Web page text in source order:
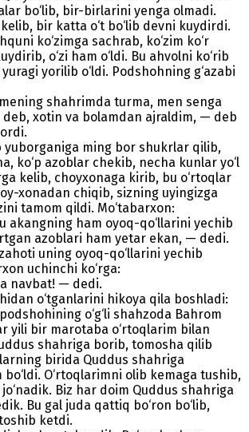
bo‘lib, bir-birlarini yenga olmadi.
bir katta o‘t bo‘lib devni kuydirdi.
ko‘zimga sachrab, ko‘zim ko‘r
o‘zi ham o‘ldi. Bu ahvolni ko‘rib
yorilib o‘ldi. Podshohning g‘azabi
shahrimda turma, men senga
xotin va bolamdan ajraldim, — deb
yuborganiga ming bor shukrlar qilib,
ko‘p azoblar chekib, necha kunlar yo‘l
kelib, choyxonaga kirib, bu o‘rtoqlar
xonadan chiqib, sizning uyingizga
tamom qildi. Mo‘tabarxon:
akangning ham oyoq-qo‘llarini yechib
azoblari ham yetar ekan, — dedi.
uning oyoq-qo‘llarini yechib
uchinchi ko‘rga:
navbat! — dedi.
o‘tganlarini hikoya qila boshladi:
o‘g‘li shahzoda Bahrom
yili bir marotaba o‘rtoqlarim bilan
shahriga borib, tomosha qilib
birida Quddus shahriga
O‘rtoqlarimni olib kemaga tushib,
Biz har doim Quddus shahriga
Bu gal juda qattiq bo‘ron bo‘lib,
ketdi.